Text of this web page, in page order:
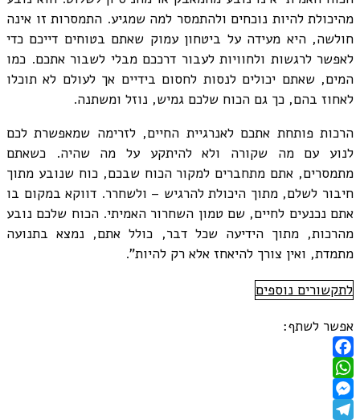
מהיכולת להיות נוכחים ולהתמסר למה שמגיע. התמסרות זו אינה
חולשה, היא מעידה על ביטחון עמוק שאתם בטוחים דייכם כדי
לאפשר לרגשות ולחוויות לעבור דרככם מבלי לשבור אתכם. כמו
המים, שאתם יכולים לנסות לחסום בידיים אך לעולם לא תוכלו
לאחוז בהם, כך גם הכוח שלכם גמיש, נוזל ומשתנה.
הרכות פותחת אתכם לאנרגיית החיים, לזרימה שמאפשרת לכם
לנוע עם מה שקורה ולא להיתקע על מה שהיה. כשאתם
מתמסרים, אתם מתחברים למקור הכוח שבכם, כוח שנובע מתוך
חיבור לשלם, מתוך היכולת להרגיש – ולשחרר. דווקא במקום בו
אתם נכנעים לחיים, שם טמון השחרור האמיתי. הכוח שלכם נובע
מהרכות, מתוך הידיעה שכל דבר, כולל אתם, נמצא בתנועה
מתמדת, ואין צורך להיאחז אלא רק להיות".
לתקשורים נוספים
אפשר לשתף:
Facebook
WhatsApp
Messenger